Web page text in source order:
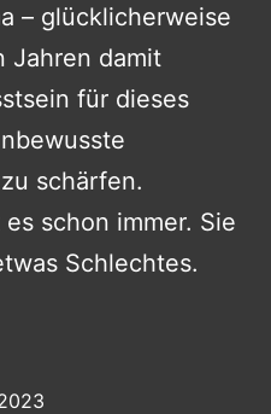
– glücklicherweise
Jahren damit
für dieses
schärfen.
schon immer. Sie
Schlechtes.